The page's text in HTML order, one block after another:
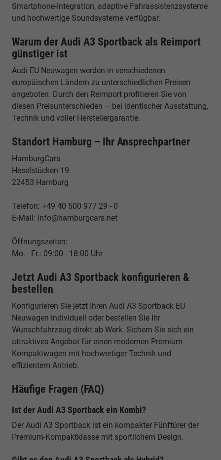
Smartphone-Integration, adaptive Fahrassistenzsysteme
und hochwertige Soundsysteme verfügbar.
Warum der Audi A3 Sportback als Reimport
günstiger ist
Audi EU Neuwagen werden in verschiedenen
europäischen Ländern zu unterschiedlichen Preisen
angeboten. Durch den Reimport profitieren Sie von
diesen Preisunterschieden – bei identischer Ausstattung,
Technik und voller Herstellergarantie.
Standort Hamburg – Ihr Ansprechpartner
HamburgCars
Heselstücken 19
22453 Hamburg
Telefon: +49 40 500 977 29 - 0
E-Mail: info@hamburgcars.net
Öffnungszeiten:
Mo. - Fr.: 09:00 - 18:00 Uhr
Jetzt Audi A3 Sportback konfigurieren &
bestellen
Konfigurieren Sie jetzt Ihren Audi A3 Sportback EU
Neuwagen individuell oder bestellen Sie Ihr
Wunschfahrzeug direkt ab Werk. Sichern Sie sich ein
attraktives Angebot für einen modernen Premium-
Kompaktwagen mit hochwertiger Technik und
effizientem Antrieb.
Häufige Fragen (FAQ)
Ist der Audi A3 Sportback ein Kombi?
Der Audi A3 Sportback ist ein kompakter Fünftürer der
Premium-Kompaktklasse mit sportlichem Design.